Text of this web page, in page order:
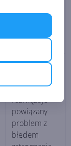
streamowania
Poprawia
audio i
rozwiązuje
powiązany
problem z
błędem